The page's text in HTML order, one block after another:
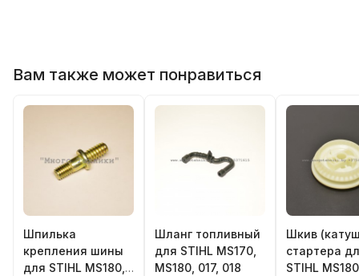
Вам также может понравиться
Шпилька
крепления шины
для STIHL MS180,
Шланг топливный
для STIHL MS170,
MS180, 017, 018
Шкив
стартера
STIHL